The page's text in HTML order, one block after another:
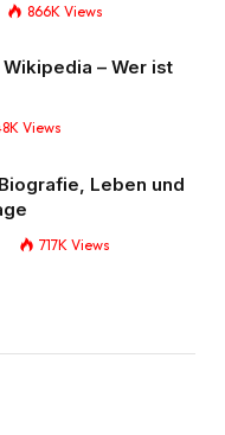
866K Views
– Wer ist
Views
Leben und
717K Views